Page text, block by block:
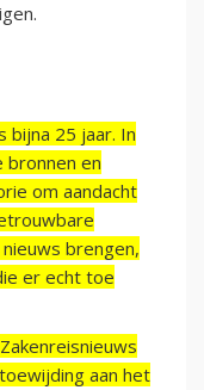
bijna 25 jaar. In
bronnen en
om aandacht
brengen,
er echt toe
aan het